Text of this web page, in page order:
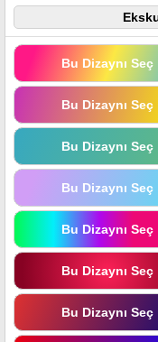
Bu Dizaynı Seç
Bu Dizaynı Seç
Bu Dizaynı Seç
Bu Dizaynı Seç
Bu Dizaynı Seç
Bu Dizaynı Seç
Bu Dizaynı Seç